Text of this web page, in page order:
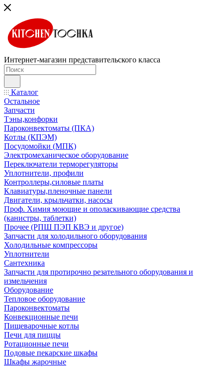
Интернет-магазин представительского класса
Каталог
Остальное
Запчасти
Тэны,конфорки
Пароконвектоматы (ПКА)
Котлы (КПЭМ)
Посудомойки (МПК)
Электромеханическое оборудование
Переключатели терморегуляторы
Уплотнители, профили
Контроллеры,силовые платы
Клавиатуры,пленочные панели
Двигатели, крыльчатки, насосы
Проф. Химия моющие и ополаскивающие средства
(канистры, таблетки)
Прочее (РПШ ПЭП КВЭ и другое)
Запчасти для холодильного оборудования
Холодильные компрессоры
Уплотнители
Сантехника
Запчасти для протирочно резательного оборудования и
измельчения
Оборудование
Тепловое оборудование
Пароконвектоматы
Конвекционные печи
Пищеварочные котлы
Печи для пиццы
Ротационные печи
Подовые пекарские шкафы
Шкафы жарочные